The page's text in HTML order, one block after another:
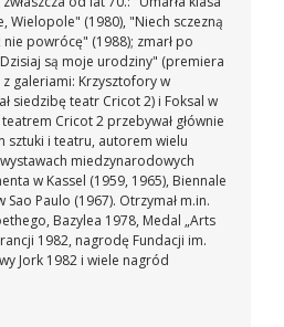
Wielopole" (1980), "Niech sczezną
powrócę" (1988); zmarł po
są moje urodziny" (premiera
z galeriami: Krzysztofory w
siedzibę teatr Cricot 2) i Foksal w
Cricot 2 przebywał głównie
sztuki i teatru, autorem wielu
miedzynarodowych
w Kassel (1959, 1965), Biennale
Paulo (1967). Otrzymał m.in.
Bazylea 1978, Medal „Arts
1982, nagrodę Fundacji im.
Jork 1982 i wiele nagród